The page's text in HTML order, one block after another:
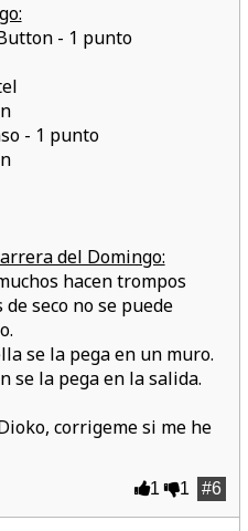
- 1 punto
- 1 punto
del Domingo:
hacen trompos
seco no se puede
se la pega en un muro.
se la pega en la salida.
corrigeme si me he
#6
1 1